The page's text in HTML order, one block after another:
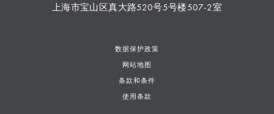
上海市宝山区真大路520号5号楼507-2室
数据保护政策
网站地图
条款和条件
使用条款